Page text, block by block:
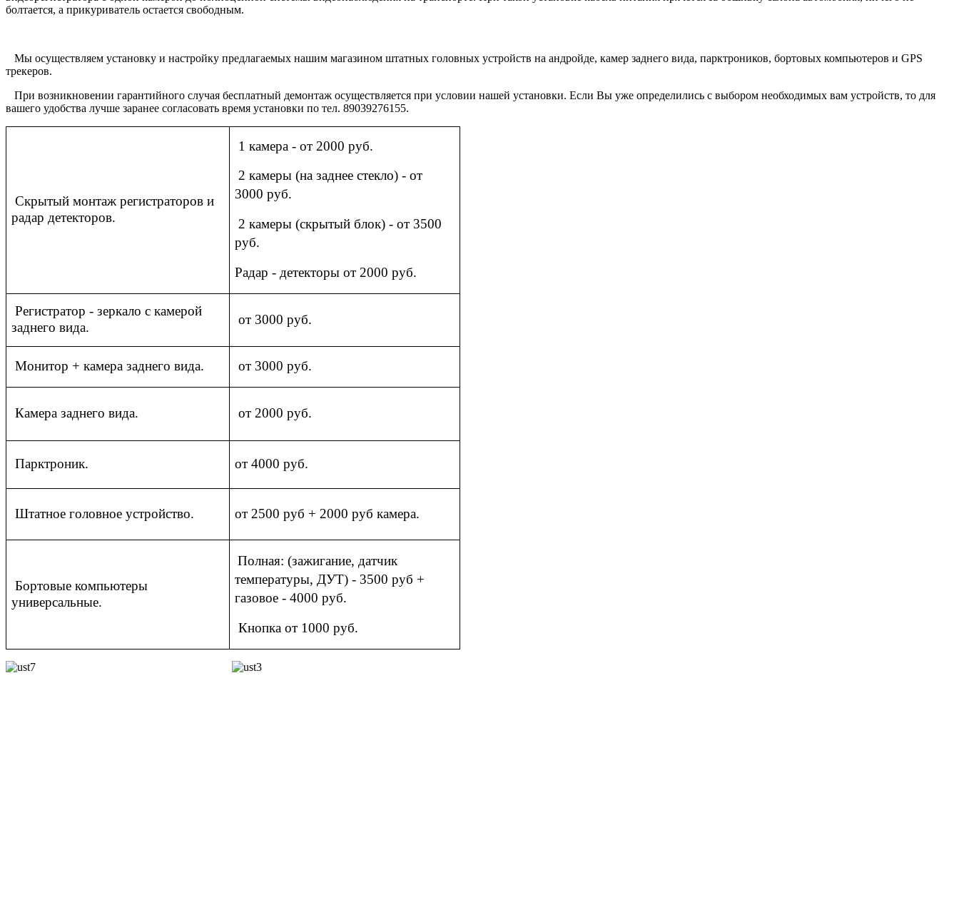
болтается, а прикуриватель остается свободным.
Мы осуществляем установку и настройку предлагаемых нашим магазином штатных головных устройств на андройде, камер заднего вида, парктроников, бортовых компьютеров и GPS
трекеров.
При возникновении гарантийного случая бесплатный демонтаж осуществляется при условии нашей установки. Если Вы уже определились с выбором необходимых вам устройств, то для
вашего удобства лучше заранее согласовать время установки по тел. 89039276155.
Скрытый монтаж регистраторов и
радар детекторов.
1 камера - от 2000 руб.
2 камеры (на заднее стекло) - от
3000 руб.
2 камеры (скрытый блок) - от 3500
руб.
Радар - детекторы от 2000 руб.
Регистратор - зеркало с камерой
заднего вида.
от 3000 руб.
Монитор + камера заднего вида. от 3000 руб.
Камера заднего вида. от 2000 руб.
Парктроник. от 4000 руб.
Штатное головное устройство. от 2500 руб + 2000 руб камера.
Бортовые компьютеры
универсальные.
Полная: (зажигание, датчик
температуры, ДУТ) - 3500 руб +
газовое - 4000 руб.
Кнопка от 1000 руб.